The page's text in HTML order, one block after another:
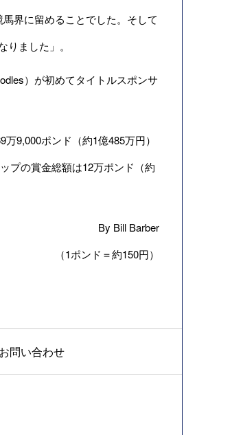
界に留めることでした。そして
ました」。
）が初めてタイトルスポンサ
9,000ポンド（約1億485万円）
プの賞金総額は12万ポンド（約
By Bill Barber
（1ポンド＝約150円）
お問い合わせ